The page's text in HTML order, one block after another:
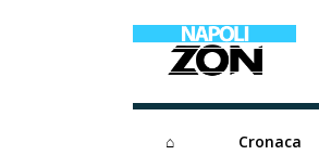
⌂ Cronaca